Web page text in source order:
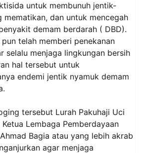
untuk membunuh jentik-
mematikan, dan untuk mencegah
demam berdarah ( DBD).
telah memberi penekanan
selalu menjaga lingkungan bersih
hal tersebut untuk
endemi jentik nyamuk demam
tersebut Lurah Pakuhaji Uci
Lembaga Pemberdayaan
Bagia atau yang lebih akrab
agar menjaga